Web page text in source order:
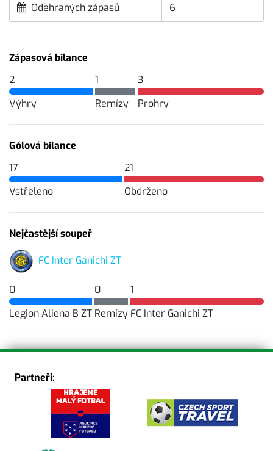
Odehraných zápasů 6
Zápasová bilance
2
Výhry
1
Remízy
3
Prohry
Gólová bilance
17
Vstřeleno
21
Obdrženo
Nejčastější soupeř
FC Inter Ganichi ZT
0
Legion Aliena B ZT
0
Remízy
1
FC Inter Ganichi ZT
Partneři: